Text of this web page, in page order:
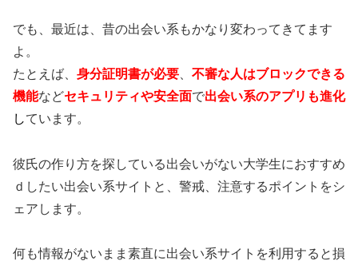
でも、最近は、昔の出会い系もかなり変わってきてます
よ。
たとえば、 身分証明書が必要
不審な人はブロックできる
機能などセキュリティや安全面で出会い系のアプリも進化
しています。
彼氏の作り方を探している出会いがない大学生におすすめ
ｄしたい出会い系サイトと、警戒、注意するポイントをシ
ェアします。
何も情報がないまま素直に出会い系サイトを利用すると損